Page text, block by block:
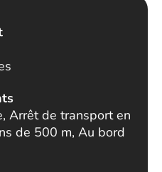
Arrêt de transport en
de 500 m, Au bord